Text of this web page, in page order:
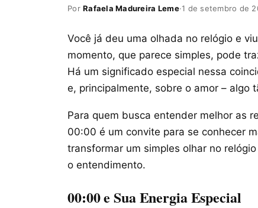
PorRafaela Madureira Leme·1 de setembro de
Você já deu uma olhada no relógio e
momento, que parece simples, pode
Há um significado especial nessa
e, principalmente, sobre o amor – algo
Para quem busca entender melhor as
00:00 é um convite para se conhecer
transformar um simples olhar no
o entendimento.
00:00 e Sua Energia Especial